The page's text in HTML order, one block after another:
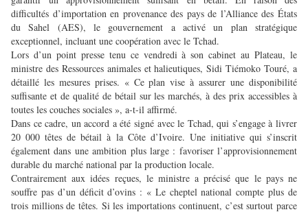
difficultés d’importation en provenance des pays de l’Alliance des États
du Sahel (AES), le gouvernement a activé un plan stratégique
exceptionnel, incluant une coopération avec le Tchad.
Lors d’un point presse tenu ce vendredi à son cabinet au Plateau, le
ministre des Ressources animales et halieutiques, Sidi Tiémoko Touré, a
détaillé les mesures prises. « Ce plan vise à assurer une disponibilité
suffisante et de qualité de bétail sur les marchés, à des prix accessibles à
toutes les couches sociales », a-t-il affirmé.
Dans ce cadre, un accord a été signé avec le Tchad, qui s’engage à livrer
20 000 têtes de bétail à la Côte d’Ivoire. Une initiative qui s’inscrit
également dans une ambition plus large : favoriser l’approvisionnement
durable du marché national par la production locale.
Contrairement aux idées reçues, le ministre a précisé que le pays ne
souffre pas d’un déficit d’ovins : « Le cheptel national compte plus de
trois millions de têtes. Si les importations continuent, c’est surtout parce